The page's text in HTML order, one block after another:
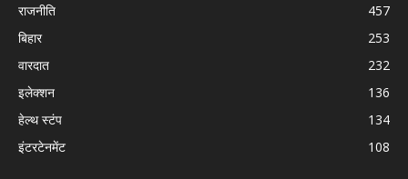
राजनीति
457
बिहार
253
वारदात
232
इलेक्शन
136
हेल्थ स्टंप
134
इंटरटेनमेंट
108